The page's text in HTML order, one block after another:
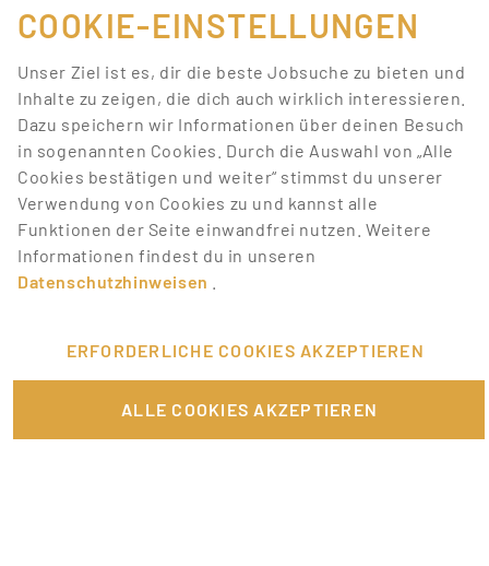
Jobs, die deinen
Suchkriterien
entsprechen.
Lass dich über neue Job-Chancen zu deiner Suche
mit Job-Alerts automatisch informieren!
JOB-ALERT ERSTELLEN
COOKIE-EINSTELLUNGEN
Unser Ziel ist es, dir die beste Jobsuche zu bieten und
Inhalte zu zeigen, die dich auch wirklich interessieren.
Dazu speichern wir Informationen über deinen Besuch
in sogenannten Cookies. Durch die Auswahl von „Alle
Cookies bestätigen und weiter“ stimmst du unserer
Verwendung von Cookies zu und kannst alle
Funktionen der Seite einwandfrei nutzen. Weitere
Informationen findest du in unseren
Datenschutzhinweisen
ERFORDERLICHE COOKIES AKZEPTIEREN
ALLE COOKIES AKZEPTIEREN